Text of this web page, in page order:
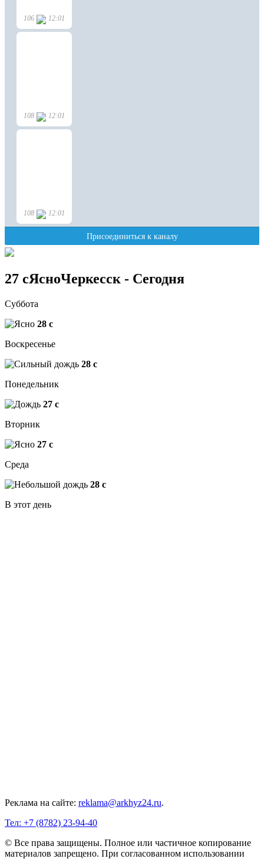
27 cЯсноЧеркесск - Сегодня
Суббота
28 c
Воскресенье
28 c
Понедельник
27 c
Вторник
27 c
Среда
28 c
В этот день
Реклама на сайте: reklama@arkhyz24.ru.
Тел: +7 (8782) 23‑94‑40
© Все права защищены. Полное или частичное копирование
материалов запрещено. При согласованном использовании